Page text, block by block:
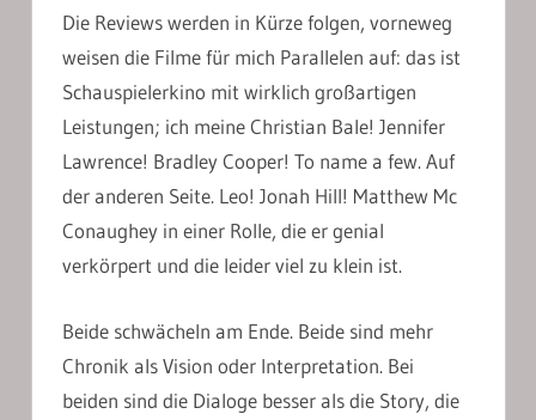
Die Reviews werden in Kürze folgen, vorneweg
weisen die Filme für mich Parallelen auf: das ist
Schauspielerkino mit wirklich großartigen
Leistungen; ich meine Christian Bale! Jennifer
Lawrence! Bradley Cooper! To name a few. Auf
der anderen Seite. Leo! Jonah Hill! Matthew Mc
Conaughey in einer Rolle, die er genial
verkörpert und die leider viel zu klein ist.
Beide schwächeln am Ende. Beide sind mehr
Chronik als Vision oder Interpretation. Bei
beiden sind die Dialoge besser als die Story, die